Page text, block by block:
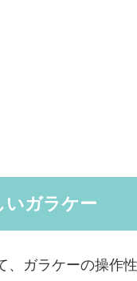
いガラケー
、ガラケーの操作